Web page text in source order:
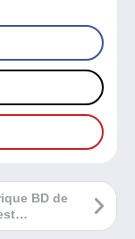
BD de
par